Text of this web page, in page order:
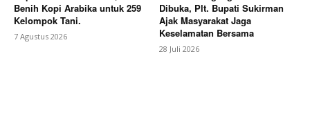
News Week
Magazine PRO
Benih Kopi Arabika untuk 259
Kelompok Tani.
7 Agustus 2026
Dibuka, Plt. Bupati Sukirman
Ajak Masyarakat Jaga
Keselamatan Bersama
28 Juli 2026